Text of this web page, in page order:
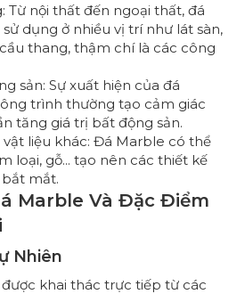
Từ nội thất đến ngoại thất, đá
dụng ở nhiều vị trí như lát sàn,
thang, thậm chí là các công
sản: Sự xuất hiện của đá
trình thường tạo cảm giác
tăng giá trị bất động sản.
vật liệu khác: Đá Marble có thể
loại, gỗ... tạo nên các thiết kế
bắt mắt.
Marble Và Đặc Điểm
Nhiên
khai thác trực tiếp từ các